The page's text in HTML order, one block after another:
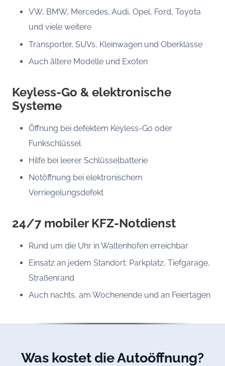
VW, BMW, Mercedes, Audi, Opel, Ford, Toyota
und viele weitere
Transporter, SUVs, Kleinwagen und Oberklasse
Auch ältere Modelle und Exoten
Keyless-Go & elektronische
Systeme
Öffnung bei defektem Keyless-Go oder
Funkschlüssel
Hilfe bei leerer Schlüsselbatterie
Notöffnung bei elektronischem
Verriegelungsdefekt
24/7 mobiler KFZ-Notdienst
Rund um die Uhr in Waltenhofen erreichbar
Einsatz an jedem Standort: Parkplatz, Tiefgarage,
Straßenrand
Auch nachts, am Wochenende und an Feiertagen
Was kostet die Autoöffnung?